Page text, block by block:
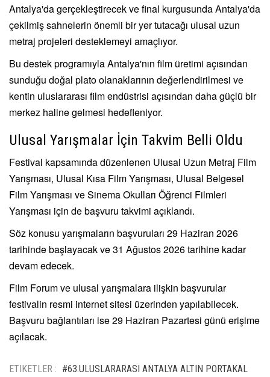
Antalya'da gerçekleştirecek ve final kurgusunda Antalya'da
çekilmiş sahnelerin önemli bir yer tutacağı ulusal uzun
metraj projeleri desteklemeyi amaçlıyor.
Bu destek programıyla Antalya'nın film üretimi açısından
sunduğu doğal plato olanaklarının değerlendirilmesi ve
kentin uluslararası film endüstrisi açısından daha güçlü bir
merkez haline gelmesi hedefleniyor.
Ulusal Yarışmalar İçin Takvim Belli Oldu
Festival kapsamında düzenlenen Ulusal Uzun Metraj Film
Yarışması, Ulusal Kısa Film Yarışması, Ulusal Belgesel
Film Yarışması ve Sinema Okulları Öğrenci Filmleri
Yarışması için de başvuru takvimi açıklandı.
Söz konusu yarışmaların başvuruları 29 Haziran 2026
tarihinde başlayacak ve 31 Ağustos 2026 tarihine kadar
devam edecek.
Film Forum ve ulusal yarışmalara ilişkin başvurular
festivalin resmi internet sitesi üzerinden yapılabilecek.
Başvuru bağlantıları ise 29 Haziran Pazartesi günü erişime
açılacak.
ETIKETLER : #63.ULUSLARARASI ANTALYA ALTIN PORTAKAL